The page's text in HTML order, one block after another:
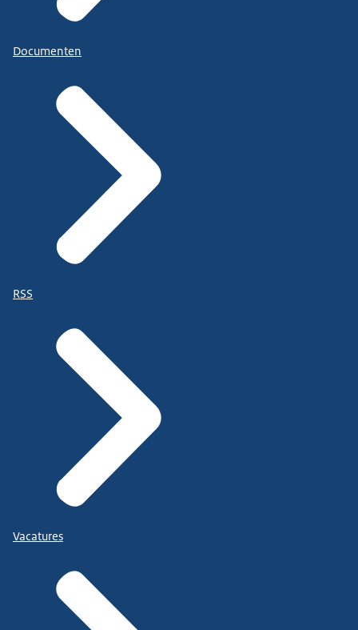
Documenten
RSS
Vacatures